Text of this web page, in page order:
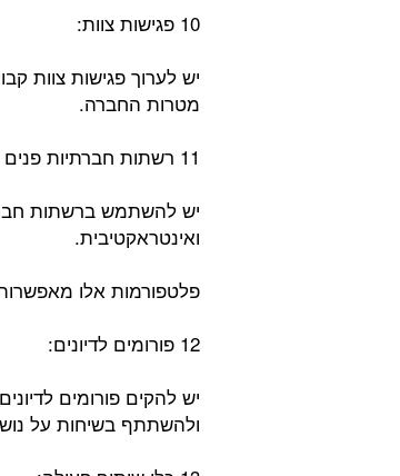
10 פגישות צוות:
יש לערוך פגישות צוות
מטרות החברה.
11 רשתות חברתיות פנים ארגוניות:
יש להשתמש ברשתות
ואינטראקטיבית.
פלטפורמות אלו מאפשרות
12 פורומים לדיונים:
יש להקים פורומים
ולהשתתף בשיחות על